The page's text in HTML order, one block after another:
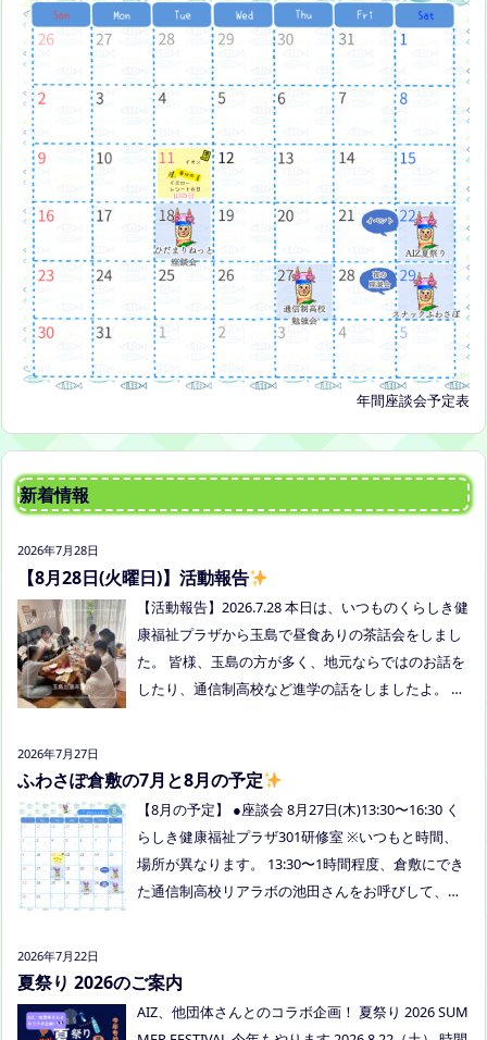
年間座談会予定表
新着情報
2026年7月28日
【8月28日(火曜日)】活動報告
【活動報告】2026.7.28 本日は、いつものくらしき健
康福祉プラザから玉島で昼食ありの茶話会をしまし
た。 皆様、玉島の方が多く、地元ならではのお話を
したり、通信制高校など進学の話をしましたよ。 通
ていただく予定にしていますので、ご興味のある方
2026年7月27日
ふわさぽ倉敷の7月と8月の予定
【8月の予定】 ●座談会 8月27日(木)13:30〜16:30 く
らしき健康福祉プラザ301研修室 ※いつもと時間、
場所が異なります。 13:30〜1時間程度、倉敷にでき
た通信制高校リアラボの池田さんをお呼びして、通
でお知らせください。 ●スナックふわさぽ(夜のごは
2026年7月22日
夏祭り 2026のご案内
AIZ、他団体さんとのコラボ企画！ 夏祭り 2026 SUM